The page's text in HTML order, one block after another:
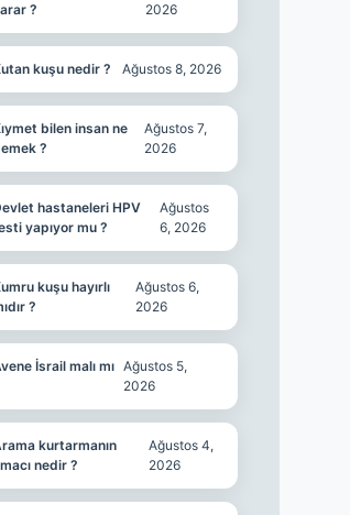
?
2026
kuşu nedir ? Ağustos 8, 2026
bilen insan ne
?
Ağustos 7,
2026
hastaneleri HPV
yapıyor mu ?
Ağustos
6, 2026
kuşu hayırlı
?
Ağustos 6,
2026
İsrail malı mı Ağustos 5,
2026
kurtarmanın
nedir ?
Ağustos 4,
2026